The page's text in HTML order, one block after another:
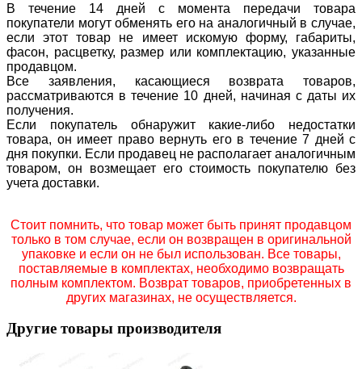
В течение 14 дней с момента передачи товара
покупатели могут обменять его на аналогичный в случае,
если этот товар не имеет искомую форму, габариты,
фасон, расцветку, размер или комплектацию, указанные
продавцом.
Все заявления, касающиеся возврата товаров,
рассматриваются в течение 10 дней, начиная с даты их
получения.
Если покупатель обнаружит какие-либо недостатки
товара, он имеет право вернуть его в течение 7 дней с
дня покупки. Если продавец не располагает аналогичным
товаром, он возмещает его стоимость покупателю без
учета доставки.
Стоит помнить, что товар может быть принят продавцом
только в том случае, если он возвращен в оригинальной
упаковке и если он не был использован. Все товары,
поставляемые в комплектах, необходимо возвращать
полным комплектом. Возврат товаров, приобретенных в
других магазинах, не осуществляется.
Другие товары производителя